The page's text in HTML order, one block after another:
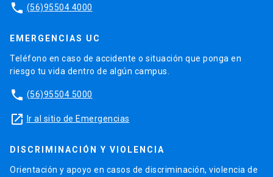
phone (56)95504 4000
EMERGENCIAS UC
Teléfono en caso de accidente o situación que ponga en
riesgo tu vida dentro de algún campus.
phone (56)95504 5000
launch Ir al sitio de Emergencias
DISCRIMINACIÓN Y VIOLENCIA
Orientación y apoyo en casos de discriminación, violencia de